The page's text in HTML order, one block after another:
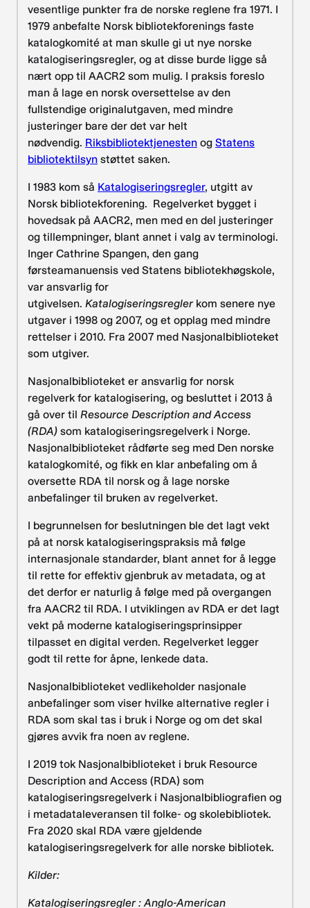
vesentlige punkter fra de norske reglene fra 1971. I
1979 anbefalte Norsk bibliotekforenings faste
katalogkomité at man skulle gi ut nye norske
katalogiseringsregler, og at disse burde ligge så
nært opp til AACR2 som mulig. I praksis foreslo
man å lage en norsk oversettelse av den
fullstendige originalutgaven, med mindre
justeringer bare der det var helt
nødvendig. Riksbibliotektjenesten og Statens
bibliotektilsyn støttet saken.
I 1983 kom så Katalogiseringsregler, utgitt av
Norsk bibliotekforening. Regelverket bygget i
hovedsak på AACR2, men med en del justeringer
og tillempninger, blant annet i valg av terminologi.
Inger Cathrine Spangen, den gang
førsteamanuensis ved Statens bibliotekhøgskole,
var ansvarlig for
utgivelsen. Katalogiseringsreglerkom senere nye
utgaver i 1998 og 2007, og et opplag med mindre
rettelser i 2010. Fra 2007 med Nasjonalbiblioteket
som utgiver.
Nasjonalbiblioteket er ansvarlig for norsk
regelverk for katalogisering, og besluttet i 2013 å
gå over til Resource Description and Access
(RDA) som katalogiseringsregelverk i Norge.
Nasjonalbiblioteket rådførte seg med Den norske
katalogkomité, og fikk en klar anbefaling om å
oversette RDA til norsk og å lage norske
anbefalinger til bruken av regelverket.
I begrunnelsen for beslutningen ble det lagt vekt
på at norsk katalogiseringspraksis må følge
internasjonale standarder, blant annet for å legge
til rette for effektiv gjenbruk av metadata, og at
det derfor er naturlig å følge med på overgangen
fra AACR2 til RDA. I utviklingen av RDA er det lagt
vekt på moderne katalogiseringsprinsipper
tilpasset en digital verden. Regelverket legger
godt til rette for åpne, lenkede data.
Nasjonalbiblioteket vedlikeholder nasjonale
anbefalinger som viser hvilke alternative regler i
RDA som skal tas i bruk i Norge og om det skal
gjøres avvik fra noen av reglene.
I 2019 tok Nasjonalbiblioteket i bruk Resource
Description and Access (RDA) som
katalogiseringsregelverk i Nasjonalbibliografien og
i metadataleveransen til folke- og skolebibliotek.
Fra 2020 skal RDA være gjeldende
katalogiseringsregelverk for alle norske bibliotek.
Kilder:
Katalogiseringsregler : Anglo-American